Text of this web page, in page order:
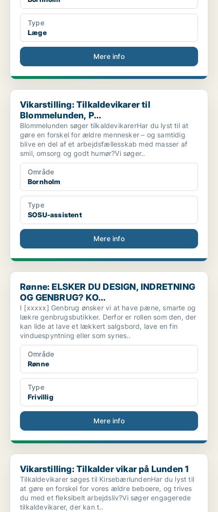
Type
Læge
Mere info
Vikarstilling: Tilkaldevikarer til Blommelunden, P...
Vikarstilling: Tilkaldevikarer til
Blommelunden, P...
Blommelunden søger tilkaldevikarerHar du lyst til at
gøre en forskel for ældre mennesker – og samtidig
blive en del af et arbejdsfællesskab med masser af
smil, omsorg og godt humør?Vi søger..
Område
Bornholm
Type
SOSU-assistent
Mere info
Rønne: ELSKER DU DESIGN, INDRETNING OG GENBRUG? KO...
Rønne: ELSKER DU DESIGN, INDRETNING
OG GENBRUG? KO...
I [xxxxx] Genbrug ønsker vi at have pæne, smarte og
lækre genbrugsbutikker. Derfor er rollen som den, der
kan lide at lave et lækkert salgsbord, lave en fin
vinduespyntning eller som synes..
Område
Rønne
Type
Frivillig
Mere info
Vikarstilling: Tilkalder vikar på Lunden 1
Vikarstilling: Tilkalder vikar på Lunden 1
Tilkaldevikarer søges til KirsebærlundenHar du lyst til
at gøre en forskel for vores ældre beboere, og trives
du med et fleksibelt arbejdsliv?Vi søger engagerede
tilkaldevikarer, der kan t..